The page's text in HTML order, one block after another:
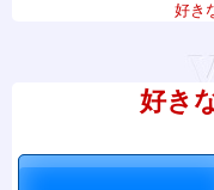
好き
好き